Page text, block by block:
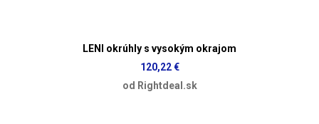
LENI okrúhly s vysokým okrajom
120,22 €
od Rightdeal.sk